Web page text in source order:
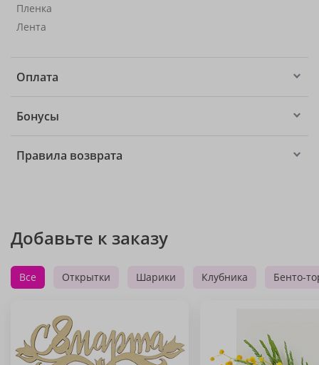
Пленка
Лента
Оплата
Бонусы
Правила возврата
Добавьте к заказу
Все Открытки Шарики Клубника Бенто-